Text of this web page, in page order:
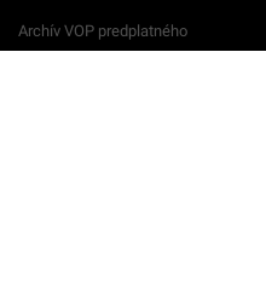
Archív VOP predplatného